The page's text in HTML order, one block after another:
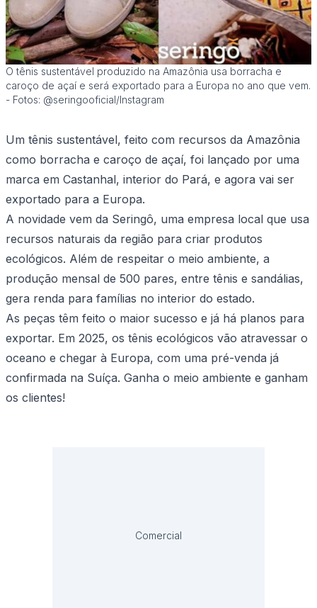
O tênis sustentável produzido na Amazônia usa borracha e
caroço de açaí e será exportado para a Europa no ano que vem.
- Fotos: @seringooficial/Instagram
Um tênis sustentável, feito com recursos da Amazônia
como borracha e caroço de açaí, foi lançado por uma
marca em Castanhal, interior do Pará, e agora vai ser
exportado para a Europa.
A novidade vem da Seringô, uma empresa local que usa
recursos naturais da região para criar produtos
ecológicos. Além de respeitar o meio ambiente, a
produção mensal de 500 pares, entre tênis e sandálias,
gera renda para famílias no interior do estado.
As peças têm feito o maior sucesso e já há planos para
exportar. Em 2025, os tênis ecológicos vão atravessar o
oceano e chegar à Europa, com uma pré-venda já
confirmada na Suíça. Ganha o meio ambiente e ganham
os clientes!
Comercial